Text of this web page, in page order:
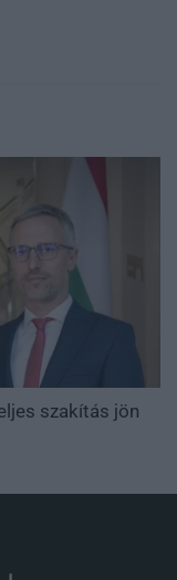
szakítás jön